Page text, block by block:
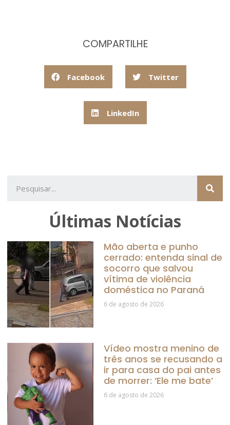
COMPARTILHE
Facebook Twitter
LinkedIn
Últimas Notícias
Mão aberta e punho
cerrado: entenda sinal de
socorro que salvou
vítima de violência
doméstica no Paraná
6 de agosto de 2026
Vídeo mostra menino de
três anos se recusando a
ir para casa do pai antes
de morrer: ‘Ele me bate’
6 de agosto de 2026